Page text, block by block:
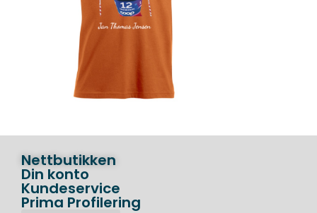
Nettbutikken
Din konto
Kundeservice
Prima Profilering